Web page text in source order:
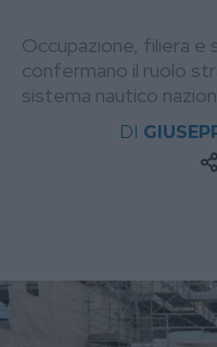
Occupazione, filiera e
confermano il ruolo
sistema nautico
DI